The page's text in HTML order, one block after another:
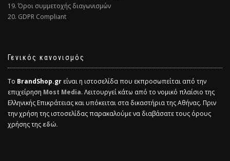
19. Όροι συμμετοχής διαγωνισμών
20. GDPR Compliant
Γενικός κανονισμός
Το BrandShop.gr είναι η ιστοσελίδα που εκπροσωπείται από την
επιχείρηση Most Media. Λειτουργεί κάτω από το νομικό πλαίσιο της
Ελληνικής Επικράτειας και υπόκειται στα δικαστήρια της Αθήνας. Πριν
την χρήση της ιστοσελίδας παρακαλούμε να διαβάσατε τους όρους
χρήσης τηςεδώ.